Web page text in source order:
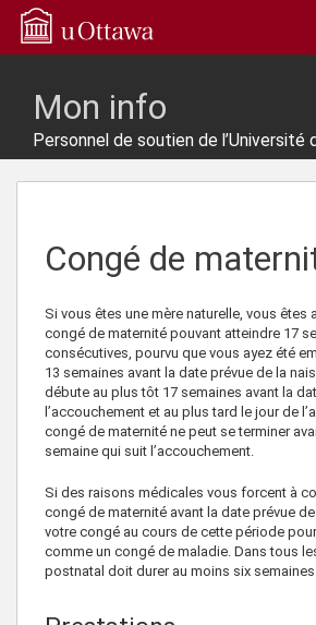
Mon info
Personnel de soutien de l’Université
Congé de
Si vous êtes une mère naturelle, vous êtes
congé de maternité pouvant atteindre 17
consécutives, pourvu que vous ayez été
13 semaines avant la date prévue de la
débute au plus tôt 17 semaines avant la
l’accouchement et au plus tard le jour de
congé de maternité ne peut se terminer
semaine qui suit l’accouchement.
Si des raisons médicales vous forcent à
congé de maternité avant la date prévue de
votre congé au cours de cette période
comme un congé de maladie. Dans tous
postnatal doit durer au moins six semaines.